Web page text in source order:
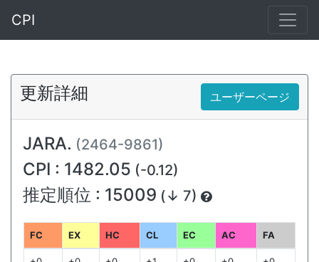
CPI
更新詳細 ユーザーページ
JARA. (2464-9861)
CPI : 1482.05 (-0.12)
推定順位 : 15009 (↓ 7)
FC EX HC CL EC AC FA